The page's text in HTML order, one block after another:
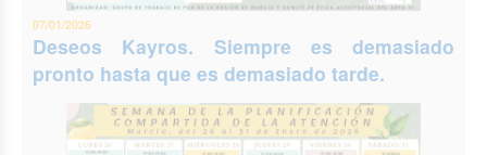
07/01/2026
Deseos Kayros. Siempre es demasiado
pronto hasta que es demasiado tarde.